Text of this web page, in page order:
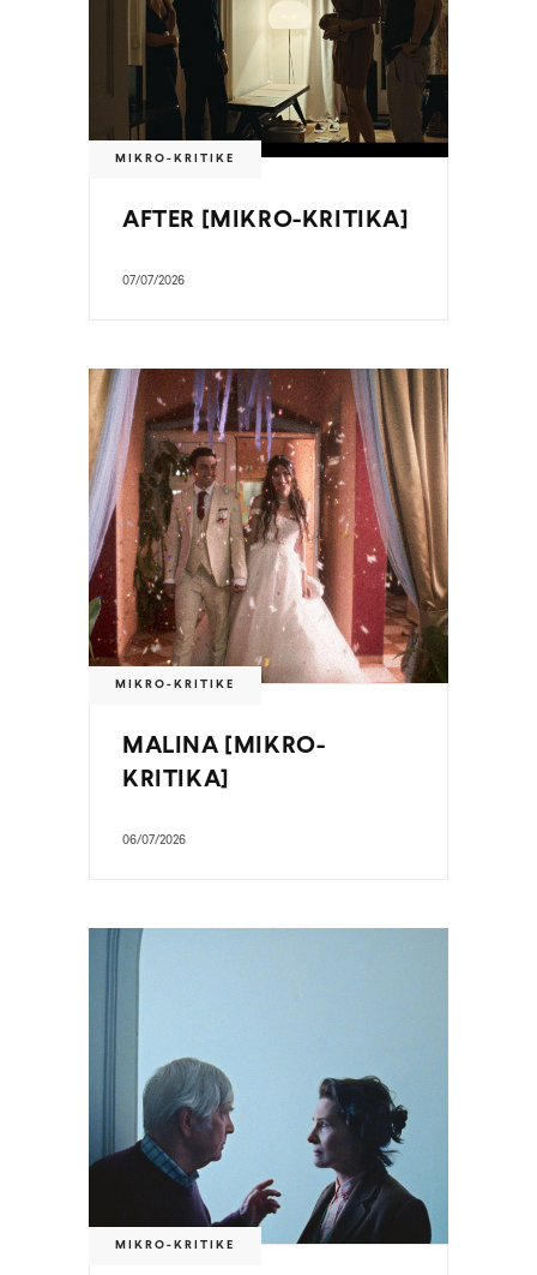
MIKRO-KRITIKE
AFTER [MIKRO-KRITIKA]
07/07/2026
MIKRO-KRITIKE
MALINA [MIKRO-
KRITIKA]
06/07/2026
MIKRO-KRITIKE